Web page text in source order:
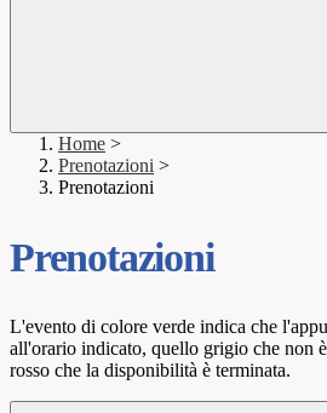
Home >
Prenotazioni >
Prenotazioni
Prenotazioni
L'evento di colore verde indica che
all'orario indicato, quello grigio che non
rosso che la disponibilità è terminata.